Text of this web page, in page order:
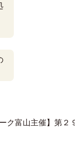
ク富山主催】第